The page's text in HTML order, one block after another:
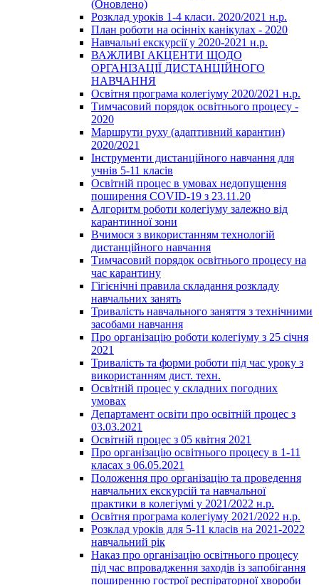
(Оновлено)
Розклад уроків 1-4 класи. 2020/2021 н.р.
План роботи на осінніх канікулах - 2020
Навчальні екскурсії у 2020-2021 н.р.
ВАЖЛИВІ АКЦЕНТИ ЩОДО
ОРГАНІЗАЦІЇ ДИСТАНЦІЙНОГО
НАВЧАННЯ
Освітня програма колегіуму 2020/2021 н.р.
Тимчасовий порядок освітнього процесу -
2020
Маршрути руху (адаптивний карантин)
2020/2021
Інструменти дистанційного навчання для
учнів 5-11 класів
Освітній процес в умовах недопущення
поширення COVID-19 з 23.11.20
Алгоритм роботи колегіуму залежно від
карантинної зони
Вчимося з використанням технологій
дистанційного навчання
Тимчасовий порядок освітнього процесу на
час карантину
Гігієнічні правила складання розкладу
навчальних занять
Тривалість навчального заняття з технічними
засобами навчання
Про організацію роботи колегіуму з 25 січня
2021
Тривалість та форми роботи під час уроку з
використанням дист. техн.
Освітній процес у складних погодних
умовах
Департамент освіти про освітній процес з
03.03.2021
Освітній процес з 05 квітня 2021
Про організацію освітнього процесу в 1-11
класах з 06.05.2021
Положення про організацію та проведення
навчальних екскурсій та навчальної
практики в колегіумі у 2021/2022 н.р.
Освітня програма колегіуму 2021/2022 н.р.
Розклад уроків для 5-11 класів на 2021-2022
навчальний рік
Наказ про організацію освітнього процесу
під час впровадження заходів із запобігання
поширенню гострої респіраторної хвороби